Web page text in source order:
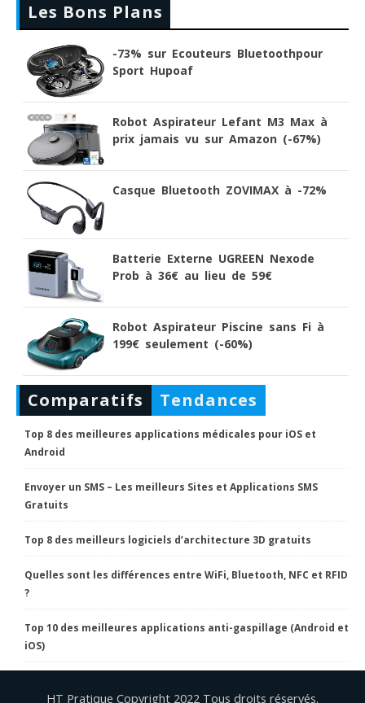
Les Bons Plans
-73% sur Ecouteurs Bluetoothpour
Sport Hupoaf
Robot Aspirateur Lefant M3 Max à
prix jamais vu sur Amazon (-67%)
Casque Bluetooth ZOVIMAX à -72%
Batterie Externe UGREEN Nexode
Prob à 36€ au lieu de 59€
Robot Aspirateur Piscine sans Fi à
199€ seulement (-60%)
Comparatifs Tendances
Top 8 des meilleures applications médicales pour iOS et
Android
Envoyer un SMS – Les meilleurs Sites et Applications SMS
Gratuits
Top 8 des meilleurs logiciels d’architecture 3D gratuits
Quelles sont les différences entre WiFi, Bluetooth, NFC et RFID
?
Top 10 des meilleures applications anti-gaspillage (Android et
iOS)
HT Pratique Copyright 2022 Tous droits réservés.